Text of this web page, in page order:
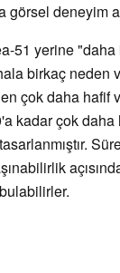
görsel deneyim
51 yerine "daha
birkaç neden
çok daha hafif
kadar çok daha